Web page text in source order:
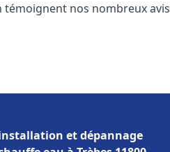
nos nombreux avis
et dépannage